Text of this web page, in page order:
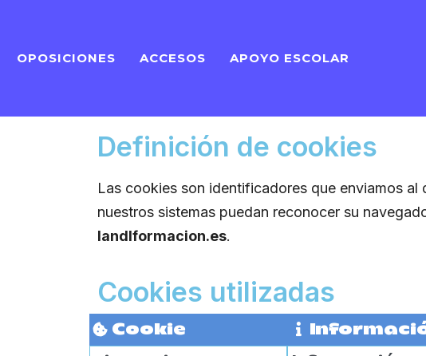
OPOSICIONES ACCESOS APOYO ESCOLAR
Definición de cookies
Las cookies son identificadores que enviamos
nuestros sistemas puedan reconocer su
landlformacion.es.
Cookies utilizadas
Cookie